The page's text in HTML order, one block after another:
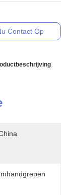
Contact Op